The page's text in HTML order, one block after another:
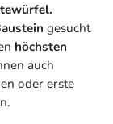
gesucht
höchsten
auch
oder erste